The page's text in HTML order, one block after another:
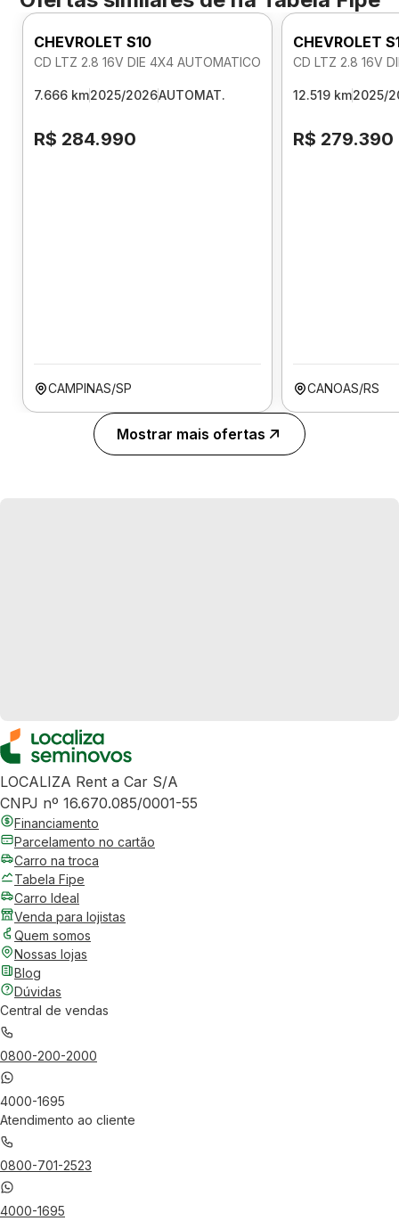
CHEVROLET S10
CD LTZ 2.8 16V DIE 4X4 AUTOMATICO
7.666 km2025/2026AUTOMAT.
R$ 284.990
CAMPINAS/SP
CHEVROLET
CD LTZ 2.8 16V
12.519 km2025/
R$ 279.390
CANOAS/RS
Mostrar mais ofertas
LOCALIZA Rent a Car S/A
CNPJ nº 16.670.085/0001-55
Financiamento
Parcelamento no cartão
Carro na troca
Tabela Fipe
Carro Ideal
Venda para lojistas
Quem somos
Nossas lojas
Blog
Dúvidas
Central de vendas
0800-200-2000
4000-1695
Atendimento ao cliente
0800-701-2523
4000-1695